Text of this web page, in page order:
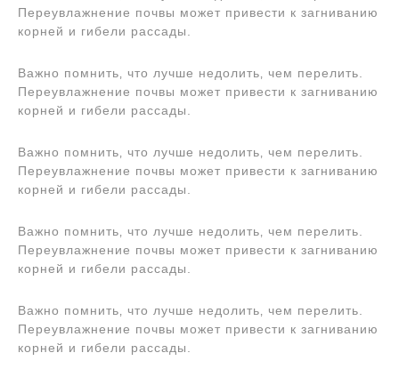
Переувлажнение почвы может привести к загниванию
корней и гибели рассады.
Важно помнить‚ что лучше недолить‚ чем перелить.
Переувлажнение почвы может привести к загниванию
корней и гибели рассады.
Важно помнить‚ что лучше недолить‚ чем перелить.
Переувлажнение почвы может привести к загниванию
корней и гибели рассады.
Важно помнить‚ что лучше недолить‚ чем перелить.
Переувлажнение почвы может привести к загниванию
корней и гибели рассады.
Важно помнить‚ что лучше недолить‚ чем перелить.
Переувлажнение почвы может привести к загниванию
корней и гибели рассады.